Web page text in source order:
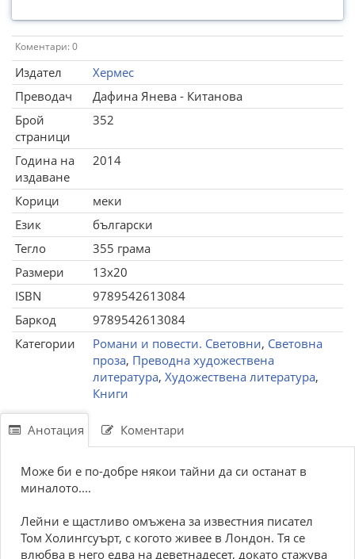
Коментари: 0
Издател
Хермес
Преводач
Дафина Янева - Китанова
Брой
страници
352
Година на
издаване
2014
Корици
меки
Език
български
Тегло
355 грама
Размери
13x20
ISBN
9789542613084
Баркод
9789542613084
Категории
Романи и повести. Световни, Световна
проза, Преводна художествена
литература, Художествена литература,
Книги
Анотация Коментари
Може би е по-добре някои тайни да си останат в
миналото....
Лейни е щастливо омъжена за известния писател
Том Холингсуърт, с когото живее в Лондон. Тя се
влюбва в него едва на деветнадесет, докато стажува